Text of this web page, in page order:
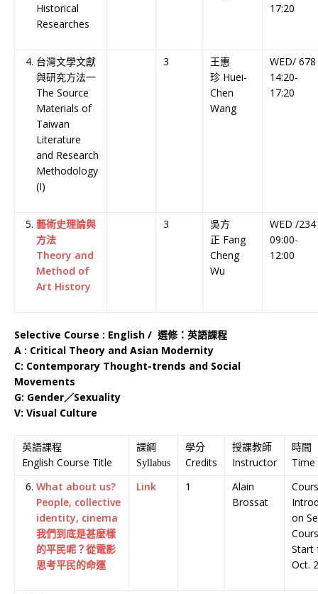
Historical
Researches
17:20
台灣文學文獻
與研究方法一
The Source
Materials of
Taiwan
Literature
and Research
Methodology
(I)
3
王惠
珍 Huei-
Chen
Wang
WED/ 678
14:20-
17:20
藝術史理論與
方法
Theory and
Method of
Art History
3
吳方
正 Fang
Cheng
Wu
WED /234
09:00-
12:00
Selective Course : English / 選修：英語課程
A : Critical Theory and Asian Modernity
C: Contemporary Thought-trends and Social
Movements
G: Gender／Sexuality
V: Visual Culture
英語課程
English Course Title
課綱
Syllabus
學分
Credits
授課教師
Instructor
時間
Time
What about us?
People, collective
identity, cinema
我們到底是甚麼樣
的平民呢？從電影
思考平民的命運
Link 1
Alain
Brossat
on
Start
Oct.